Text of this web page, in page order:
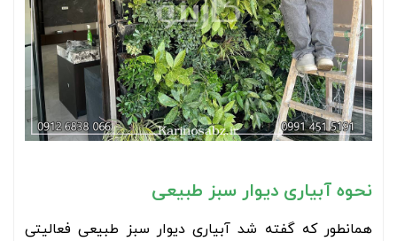
نحوه آبیاری دیوار سبز طبیعی
همانطور که گفته شد آبیاری دیوار سبز طبیعی فعالیتی